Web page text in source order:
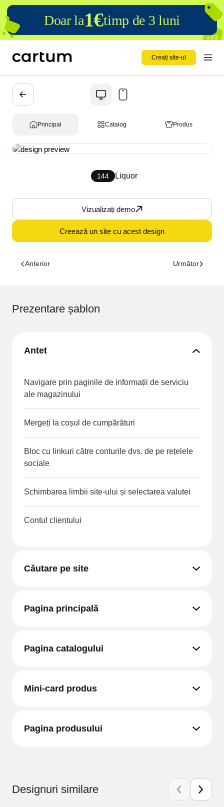
Doar la1€timp de 3 luni
Creați site-ul
Principal Catalog Produs
144 Liquor
Vizualizați demo
Creează un site cu acest design
Anterior Următor
Prezentare șablon
Antet
Navigare prin paginile de informații de serviciu
ale magazinului
Mergeți la coșul de cumpărături
Bloc cu linkuri către conturile dvs. de pe rețelele
sociale
Schimbarea limbii site-ului și selectarea valutei
Contul clientului
Căutare pe site
Pagina principală
Pagina catalogului
Mini-card produs
Pagina produsului
Designuri similare